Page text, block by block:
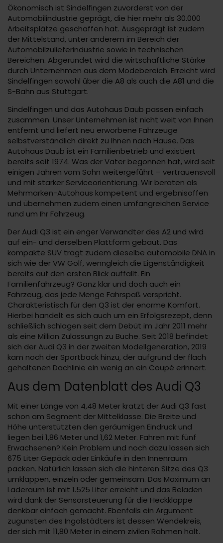
Ökonomisch ist Sindelfingen zuvorderst von der
Automobilindustrie geprägt, die hier mehr als 30.000
Arbeitsplätze geschaffen hat. Ausgeprägt ist zudem
der Mittelstand, unter anderem im Bereich der
Automobilzulieferindustrie sowie in technischen
Bereichen. Abgerundet wird die wirtschaftliche Stärke
durch Unternehmen aus dem Modebereich. Erreicht wird
Sindelfingen sowohl über die A8 als auch die A81 und die
S-Bahn aus Stuttgart.
Sindelfingen und das Autohaus Daub passen einfach
zusammen. Unser Unternehmen ist nicht weit von Ihnen
entfernt und liefert neu erworbene Fahrzeuge
selbstverständlich direkt zu Ihnen nach Hause. Das
Autohaus Daub ist ein Familienbetrieb und existiert
bereits seit 1974. Was der Vater begonnen hat, wird seit
einigen Jahren vom Sohn weitergeführt – vertrauensvoll
und mit starker Serviceorientierung. Wir beraten als
Mehrmarken-Autohaus kompetent und ergebnisoffen
und übernehmen zudem einen umfangreichen Service
rund um Ihr Fahrzeug.
Der Audi Q3 ist ein enger Verwandter des A2 und wird
auf ein- und derselben Plattform gebaut. Das
kompakte SUV trägt zudem dieselbe automobile DNA in
sich wie der VW Golf, wenngleich die Eigenständigkeit
bereits auf den ersten Blick auffällt. Ein
Familienfahrzeug? Ganz klar und doch auch ein
Fahrzeug, das jede Menge Fahrspaß verspricht.
Charakteristisch für den Q3 ist der enorme Komfort.
Hierbei handelt es sich auch um ein Erfolgsrezept, denn
schließlich schlagen seit dem Debüt im Jahr 2011 mehr
als eine Million Zulassungn zu Buche. Seit 2018 befindet
sich der Audi Q3 in der zweiten Modellgeneration, 2019
kam noch der Sportback hinzu, der aufgrund der flach
gehaltenen Dachlinie ein wenig an ein Coupé erinnert.
Aus dem Datenblatt des Audi Q3
Mit einer Länge von 4,48 Meter kratzt der Audi Q3 fast
schon am Segment der Mittelklasse. Die Breite und
Höhe unterstützten den geräumigen Eindruck und
liegen bei 1,86 Meter und 1,62 Meter. Fahren mit fünf
Erwachsenen? Kein Problem und noch dazu lassen sich
675 Liter Gepäck oder Einkäufe in den Innenraum
packen. Natürlich lassen sich die hinteren Sitze des Q3
umklappen, einzeln oder gemeinsam. Das Maximum an
Laderaum ist mit 1.525 Liter erreicht und das Beladen
wird dank der Sensorsteuerung für die Heckklappe
denkbar einfach gemacht. Ebenfalls ein Argument
zugunsten des Ingolstädters ist dessen Wendekreis,
der sich mit 11,80 Meter in einem zivilen Rahmen hält.